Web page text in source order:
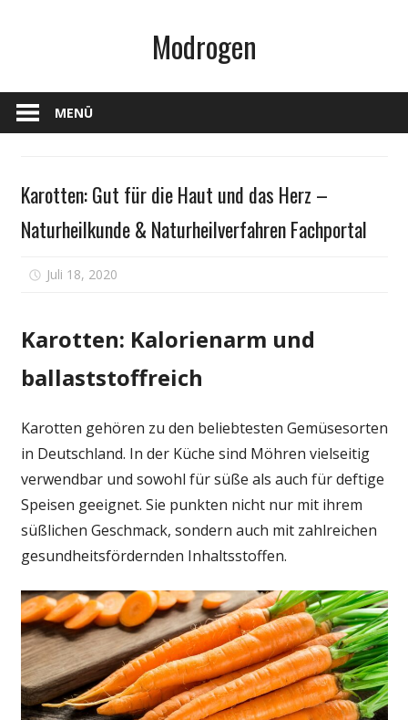
Modrogen
MENÜ
Karotten: Gut für die Haut und das Herz –
Naturheilkunde & Naturheilverfahren Fachportal
Juli 18, 2020
für
das
Herz
Naturheilkunde
&
Karotten: Kalorienarm und
ballaststoffreich
Karotten gehören zu den beliebtesten Gemüsesorten
in Deutschland. In der Küche sind Möhren vielseitig
verwendbar und sowohl für süße als auch für deftige
Speisen geeignet. Sie punkten nicht nur mit ihrem
süßlichen Geschmack, sondern auch mit zahlreichen
gesundheitsfördernden Inhaltsstoffen.